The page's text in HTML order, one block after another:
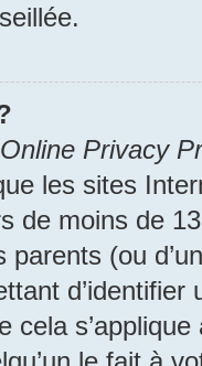
Online Privacy
les sites
de moins de
(ou
cela